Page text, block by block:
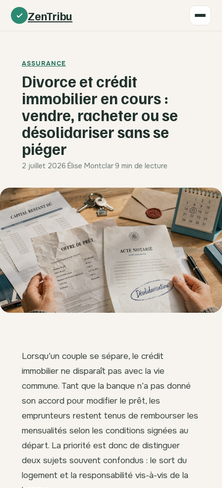
ZenTribu
ASSURANCE
Divorce et crédit
immobilier en cours :
vendre, racheter ou se
désolidariser sans se
piéger
2 juillet 2026·Élise Montclar·9 min de lecture
Lorsqu’un couple se sépare, le crédit
immobilier ne disparaît pas avec la vie
commune. Tant que la banque n’a pas donné
son accord pour modifier le prêt, les
emprunteurs restent tenus de rembourser les
mensualités selon les conditions signées au
départ. La priorité est donc de distinguer
deux sujets souvent confondus : le sort du
logement et la responsabilité vis-à-vis de la